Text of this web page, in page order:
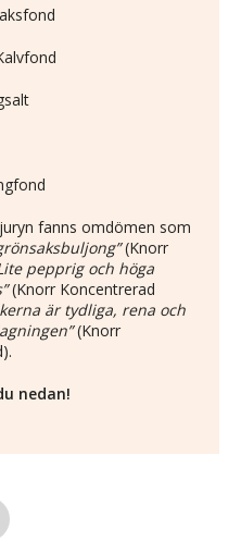
fanns omdömen som
(Knorr
pepprig och höga
(Knorr Koncentrerad
är tydliga, rena och
(Knorr
nedan!